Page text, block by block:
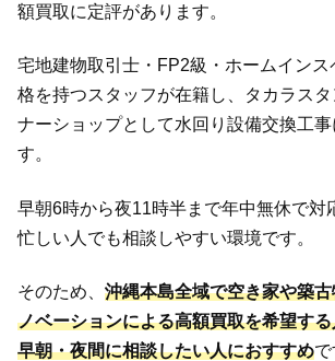
額買取に定評があります。
宅地建物取引士・FP2級・ホームインス
格を持つスタッフが在籍し、タカラスタ
ナーショップとして水回り設備交換工事
す。
早朝6時から夜11時半まで年中無休で対
忙しい人でも相談しやすい環境です。
そのため、 沖縄本島全域で空き家や築
ノベーションによる高額買取を希望す
早朝・夜間に相談したい人におすすめで